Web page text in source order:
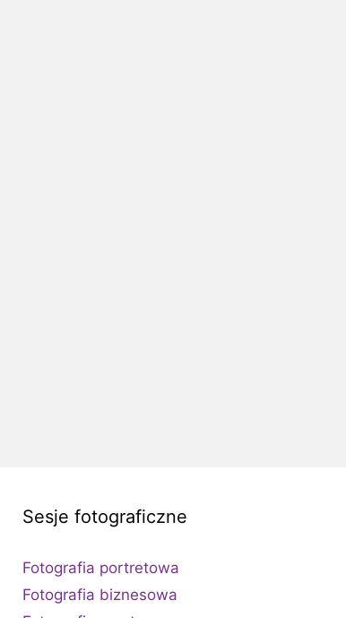
Sesje fotograficzne
Fotografia portretowa
Fotografia biznesowa